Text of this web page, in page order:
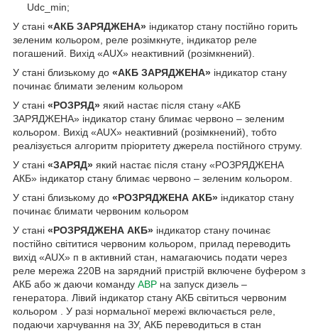
Udc_min;
У стані «АКБ ЗАРЯДЖЕНА» індикатор стану постійно горить
зеленим кольором, реле розімкнуте, індикатор реле
погашений. Вихід «AUX» неактивний (розімкнений).
У стані близькому до «АКБ ЗАРЯДЖЕНА» індикатор стану
починає блимати зеленим кольором
У стані «РОЗРЯД» який настає після стану «АКБ
ЗАРЯДЖЕНА» індикатор стану блимає червоно – зеленим
кольором. Вихід «AUX» неактивний (розімкнений), тобто
реалізується алгоритм пріоритету джерела постійного струму.
У стані «ЗАРЯД» який настає після стану «РОЗРЯДЖЕНА
АКБ» індикатор стану блимає червоно – зеленим кольором.
У стані близькому до «РОЗРЯДЖЕНА АКБ» індикатор стану
починає блимати червоним кольором
У стані «РОЗРЯДЖЕНА АКБ» індикатор стану починає
постійно світитися червоним кольором, прилад переводить
вихід «AUX» п в активний стан, намагаючись подати через
реле мережа 220В на зарядний пристрій включене буфером з
АКБ або ж даючи команду АВР на запуск дизель –
генератора. Лівий індикатор стану АКБ світиться червоним
кольором . У разі нормальної мережі включається реле,
подаючи харчування на ЗУ, АКБ переводиться в стан